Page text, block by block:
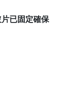
片已固定確保